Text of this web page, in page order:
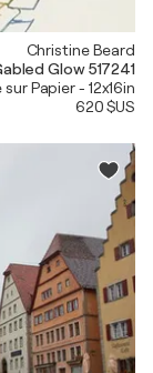
Christine Beard
Glow 517241
Papier - 12x16in
620 $US